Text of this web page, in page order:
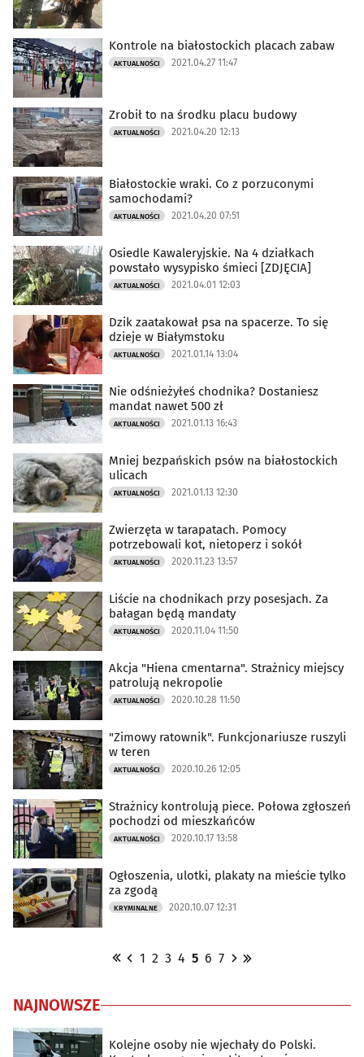
Kontrole na białostockich placach zabaw
AKTUALNOŚCI 2021.04.27 11:47
Zrobił to na środku placu budowy
AKTUALNOŚCI 2021.04.20 12:13
Białostockie wraki. Co z porzuconymi
samochodami?
AKTUALNOŚCI 2021.04.20 07:51
Osiedle Kawaleryjskie. Na 4 działkach
powstało wysypisko śmieci [ZDJĘCIA]
AKTUALNOŚCI 2021.04.01 12:03
Dzik zaatakował psa na spacerze. To się
dzieje w Białymstoku
AKTUALNOŚCI 2021.01.14 13:04
Nie odśnieżyłeś chodnika? Dostaniesz
mandat nawet 500 zł
AKTUALNOŚCI 2021.01.13 16:43
Mniej bezpańskich psów na białostockich
ulicach
AKTUALNOŚCI 2021.01.13 12:30
Zwierzęta w tarapatach. Pomocy
potrzebowali kot, nietoperz i sokół
AKTUALNOŚCI 2020.11.23 13:57
Liście na chodnikach przy posesjach. Za
bałagan będą mandaty
AKTUALNOŚCI 2020.11.04 11:50
Akcja "Hiena cmentarna". Strażnicy miejscy
patrolują nekropolie
AKTUALNOŚCI 2020.10.28 11:50
"Zimowy ratownik". Funkcjonariusze ruszyli
w teren
AKTUALNOŚCI 2020.10.26 12:05
Strażnicy kontrolują piece. Połowa zgłoszeń
pochodzi od mieszkańców
AKTUALNOŚCI 2020.10.17 13:58
Ogłoszenia, ulotki, plakaty na mieście tylko
za zgodą
KRYMINALNE 2020.10.07 12:31
1 2 3 4 5 6 7
NAJNOWSZE
Kolejne osoby nie wjechały do Polski.